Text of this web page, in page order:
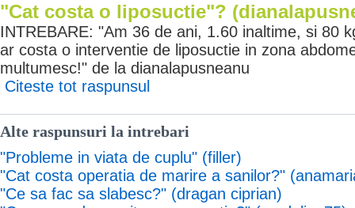
"Cat costa o liposuctie"?
INTREBARE: "Am 36 de ani, 1.60 inaltime, si 80
ar costa o interventie de liposuctie in zona
multumesc!" de la dianalapusneanu
Citeste tot raspunsul
Alte raspunsuri la intrebari
"Probleme in viata de cuplu" (filler)
"Cat costa operatia de marire a sanilor?"
"Ce sa fac sa slabesc?" (dragan ciprian)